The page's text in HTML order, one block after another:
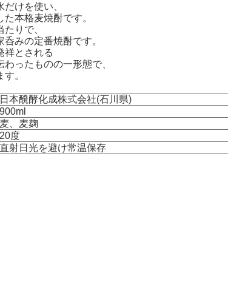
けを使い、
本格麦焼酎です。
りで、
みの定番焼酎です。
祥とされる
ったものの一形態で、
。
日本醗酵化成株式会社(石川県)
900ml
麦、麦麹
20度
直射日光を避け常温保存